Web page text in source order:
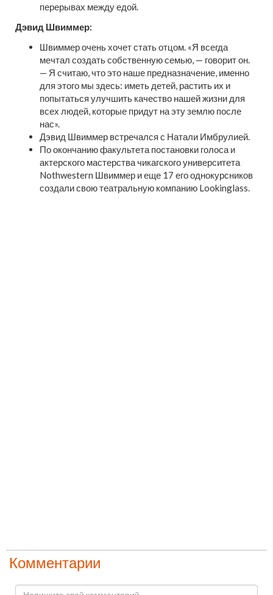
перерывах между едой.
Дэвид Швиммер:
Швиммер очень хочет стать отцом. «Я всегда
мечтал создать собственную семью, — говорит он.
— Я считаю, что это наше предназначение, именно
для этого мы здесь: иметь детей, растить их и
попытаться улучшить качество нашей жизни для
всех людей, которые придут на эту землю после
нас».
Дэвид Швиммер встречался с Натали Имбрулией.
По окончанию факультета постановки голоса и
актерского мастерства чикагского университета
Nothwestern Швиммер и еще 17 его однокурсников
создали свою театральную компанию Lookinglass.
Комментарии